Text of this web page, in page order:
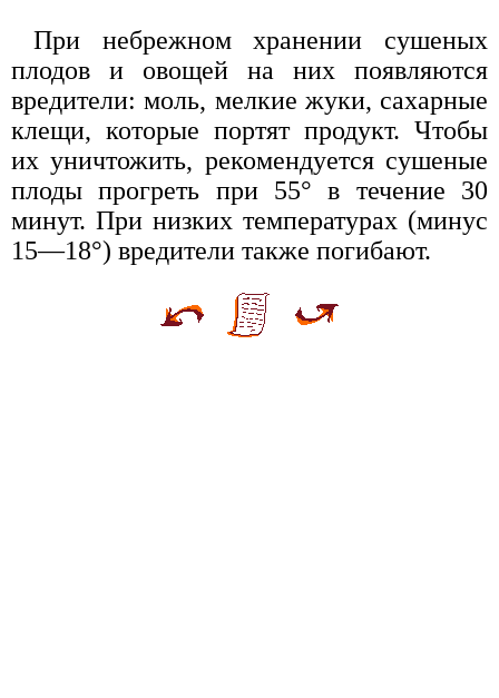
При небрежном хранении сушеных
плодов и овощей на них появляются
вредители: моль, мелкие жуки, сахарные
клещи, которые портят продукт. Чтобы
их уничтожить, рекомендуется сушеные
плоды прогреть при 55° в течение 30
минут. При низких температурах (минус
15—18°) вредители также погибают.